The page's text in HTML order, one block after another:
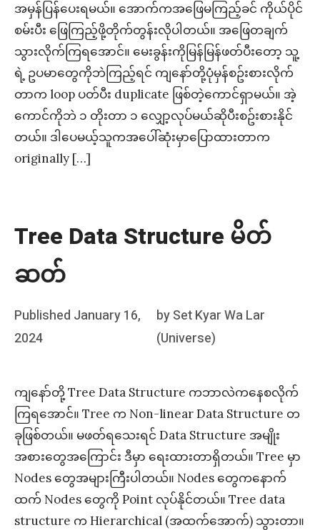
အမှန်ပြန်ပေးရမယ်။ အောက်ကအဖြေမကြည့်ခင် ကိုယ်ပိုင်
စမ်းပီး ဖြေကြည့်ဖို့တိုက်တွန်းလိုပါတယ်။ အဖြေတချက်
သွားလိုက်ကြရအောင်။ မေးခွန်းကိုမြန်မြန်ဖတ်ပီးတော့ သူ့
ရဲ့ ဥပမာတွေကိုဘဲကြည့်ရင် ကျနော်တို့ပုံမှန်စဥ်းစားလိုက်
တာက loop ပတ်ပီး duplicate ဖြစ်တဲ့ကောင်ရှာမယ်။ အဲ့
ကောင်ကိုဘဲ ၁ တိုးတာ ၁ လျှော့လုပ်မယ်ဆိုပီးစဥ်းစားနိုင်
တယ်။ ဒါပေမယ့်သူကအပေါ်ဆုံးမှာပြောထားတာက
originally […]
Tree Data Structure မိတ်
ဆတ်
Posted
on
Published January 16,
2024
bySet Kyar Wa Lar
(Universe)
ကျနော်တို့ Tree Data Structure ကဘာလဲကနေစလိုက်
ကြရအောင်။ Tree က Non-linear Data Structure တ
ခုဖြစ်တယ်။ မဖတ်ရသေးရင် Data Structure အမျိုး
အစားတွေအကြောင်း ဒီမှာ ရေးထားတာရှိတယ်။ Tree မှာ
Nodes တွေအများကြီးပါတယ်။ Nodes တွေကနောက်
ထက် Nodes တွေကို Point လုပ်နိုင်တယ်။ Tree data
structure က Hierarchical (အထက်အောက်) သွားတာ။